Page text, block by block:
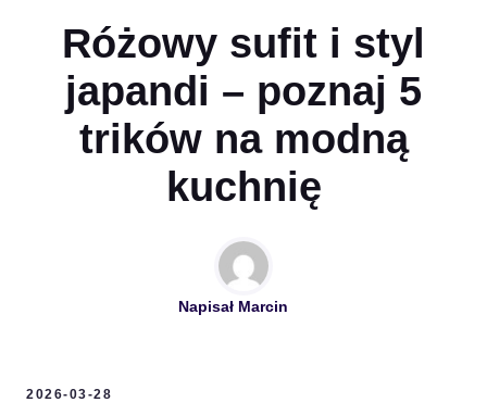
Różowy sufit i styl
japandi – poznaj 5
trików na modną
kuchnię
Napisał Marcin
2026-03-28